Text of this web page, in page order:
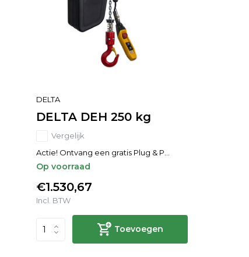
DELTA
DELTA DEH 250 kg
Vergelijk
Actie! Ontvang een gratis Plug & P...
Op voorraad
€1.530,67
Incl. BTW
Toevoegen